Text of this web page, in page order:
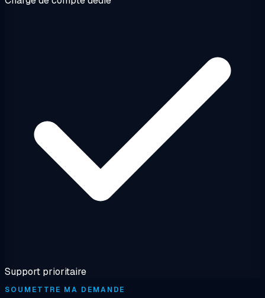
Support prioritaire
SOUMETTRE MA DEMANDE